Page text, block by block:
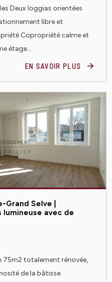
Deux loggias orientées
libre et
Copropriété calme et
étage...
EN SAVOIR PLUS
Grand Selve |
avec de
75m2 totalement rénovée,
de la bâtisse